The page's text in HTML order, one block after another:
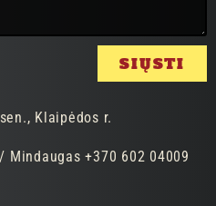
SIŲSTI
Klaipėdos r.
+370 602 04009